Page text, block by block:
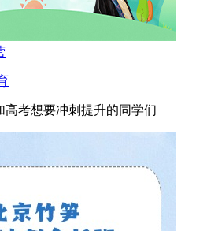
高考想要冲刺提升的同学们